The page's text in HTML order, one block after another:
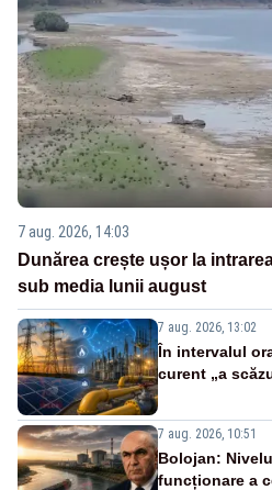
7 aug. 2026, 14:03
Dunărea crește ușor la
sub media lunii august
7 aug. 2026, 13:02
În intervalul
curent „a
7 aug. 2026, 10:51
Bolojan:
funcționare a